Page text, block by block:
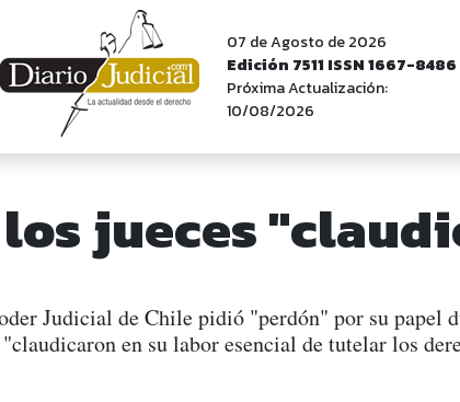
07 de Agosto de 2026
Edición 7511 ISSN 1667-8486
Próxima Actualización:
10/08/2026
jueces
Judicial de Chile pidió "perdón" por su papel
en su labor esencial de tutelar los